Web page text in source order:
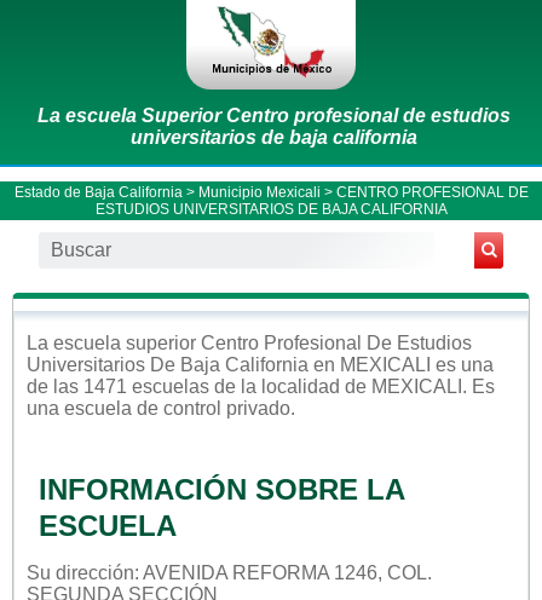
La escuela Superior Centro profesional de estudios
universitarios de baja california
Estado de Baja California > Municipio Mexicali > CENTRO PROFESIONAL DE
ESTUDIOS UNIVERSITARIOS DE BAJA CALIFORNIA
La escuela superior Centro Profesional De Estudios
Universitarios De Baja California en MEXICALI es una
de las 1471 escuelas de la localidad de MEXICALI . Es
una escuela de control privado.
INFORMACIÓN SOBRE LA
ESCUELA
Su dirección: AVENIDA REFORMA 1246, COL.
SEGUNDA SECCIÓN